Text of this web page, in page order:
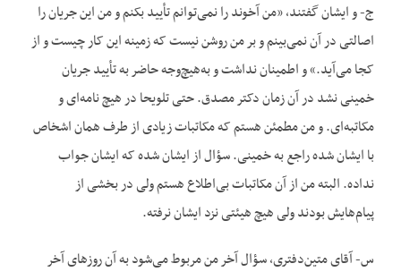
ج- و ایشان گفتند، «من آخوند را نمی‌توانم تأیید بکنم و من این جریان را
اصالتی در آن نمی‌بینم و بر من روشن نیست که زمینه این کار چیست و از
کجا می‌آید.» و اطمینان نداشت و به‌هیچ‌وجه حاضر به تأیید جریان
خمینی نشد در آن زمان دکتر مصدق. حتی تلویحا در هیچ نامه‌ای و
مکاتبه‌ای. و من مطمئن هستم که مکاتبات زیادی از طرف همان اشخاص
با ایشان شده راجع به خمینی. سؤال از ایشان شده که ایشان جواب
نداده. البته من از آن مکاتبات بی‌اطلاع هستم ولی در بخشی از
پیام‌هایش بودند ولی هیچ هیئتی نزد ایشان نرفته.
س- آقای متین‌دفتری، سؤال آخر من مربوط می‌شود به آن روزهای آخر